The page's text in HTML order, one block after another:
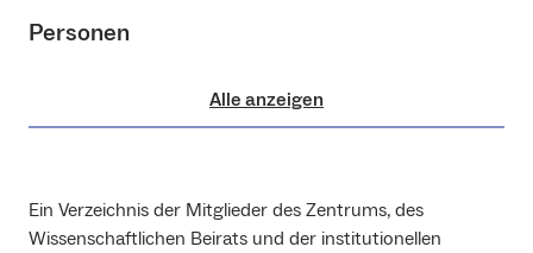
Personen
Alle anzeigen
Ein Verzeichnis der Mitglieder des Zentrums, des
Wissenschaftlichen Beirats und der institutionellen